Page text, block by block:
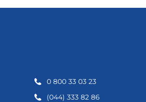
0 800 33 03 23
(044) 333 82 86